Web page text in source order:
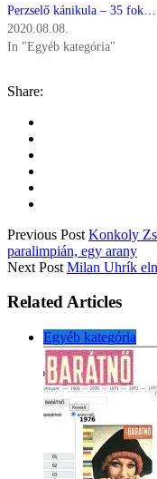
Perzselő kánikula – 35 fok…
2020.08.08.
In "Egyéb kategória"
Share:
Previous Post Konkoly
paralimpián, egy arany
Next Post Milan Uhrík
Related Articles
Egyéb kategória